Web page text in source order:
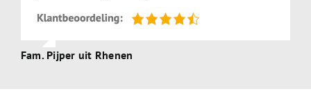
Fam. Pijper uit Rhenen